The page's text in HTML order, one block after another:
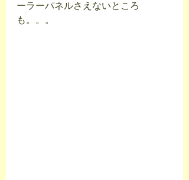
ーラーパネルさえないところ
も。。。